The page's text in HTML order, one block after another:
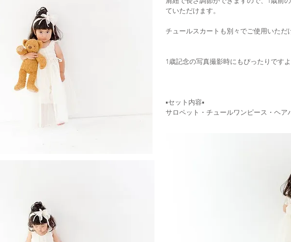
ていただけます。
チュールスカートも別々でご使用いただ
1歳記念の写真撮影時にもぴったりですよ
▪セット内容▪
サロペット・チュールワンピース・ヘア